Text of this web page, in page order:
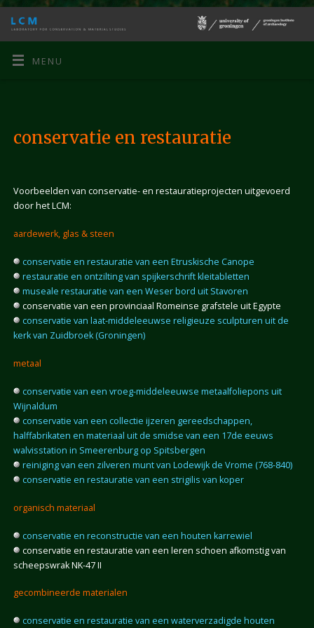
MENU
conservatie en restauratie
Voorbeelden van conservatie- en restauratieprojecten uitgevoerd
door het LCM:
aardewerk, glas & steen
conservatie en restauratie van een Etruskische Canope
restauratie en ontzilting van spijkerschrift kleitabletten
museale restauratie van een Weser bord uit Stavoren
conservatie van een provinciaal Romeinse grafstele uit Egypte
conservatie van laat-middeleeuwse religieuze sculpturen uit de
kerk van Zuidbroek (Groningen)
metaal
conservatie van een vroeg-middeleeuwse metaalfoliepons uit
Wijnaldum
conservatie van een collectie ijzeren gereedschappen,
halffabrikaten en materiaal uit de smidse van een 17de eeuws
walvisstation in Smeerenburg op Spitsbergen
reiniging van een zilveren munt van Lodewijk de Vrome (768-840)
conservatie en restauratie van een strigilis van koper
organisch materiaal
conservatie en reconstructie van een houten karrewiel
conservatie en restauratie van een leren schoen afkomstig van
scheepswrak NK-47 II
gecombineerde materialen
conservatie en restauratie van een waterverzadigde houten